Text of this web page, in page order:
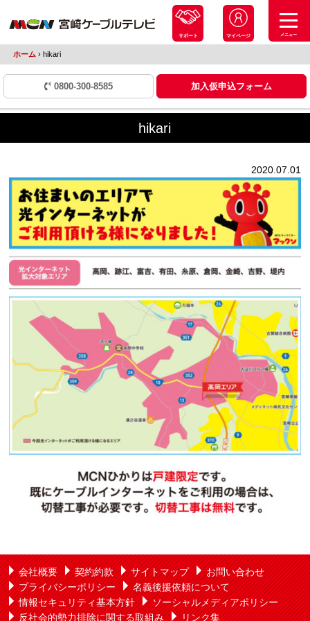
サポート マイページ メニュー
ホーム ›hikari
0800-300-8585 加入仮申込フォーム
hikari
2020.07.01
会社概要 契約約款 サイトマップ
お問い合わせ
プライバシーポリシー
名義後援依頼について
情報セキュリティ基本方針
ソーシャルメディアポリシー
反社会的勢力排除に関する取組み
リンク集